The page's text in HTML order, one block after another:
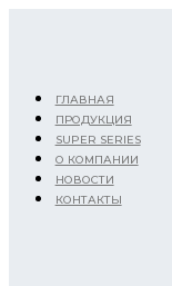
ГЛАВНАЯ
ПРОДУКЦИЯ
SUPER SERIES
О КОМПАНИИ
НОВОСТИ
КОНТАКТЫ